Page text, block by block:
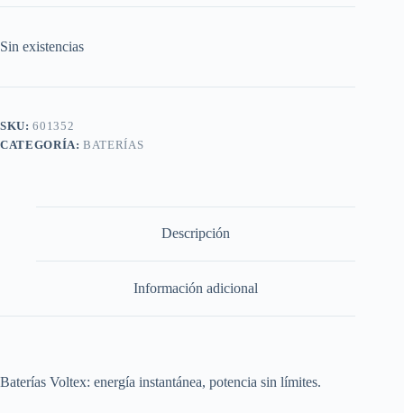
Sin existencias
SKU:601352
CATEGORÍA:BATERÍAS
Descripción
Información adicional
Baterías Voltex: energía instantánea, potencia sin límites.